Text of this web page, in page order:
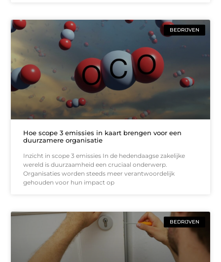
BEDRIJVEN
Hoe scope 3 emissies in kaart brengen voor een
duurzamere organisatie
Inzicht in scope 3 emissies In de hedendaagse zakelijke
wereld is duurzaamheid een cruciaal onderwerp.
Organisaties worden steeds meer verantwoordelijk
gehouden voor hun impact op
BEDRIJVEN